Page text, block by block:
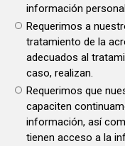
información
Requerimos a
tratamiento de la
adecuados al
caso, realizan.
Requerimos que
capaciten
información, así
tienen acceso a la